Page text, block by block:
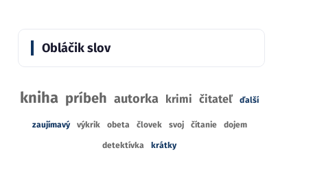
Obláčik slov
kniha príbeh autorka krimi čitateľ ďalší
zaujímavý výkrik obeta človek svoj čítanie dojem
detektívka krátky